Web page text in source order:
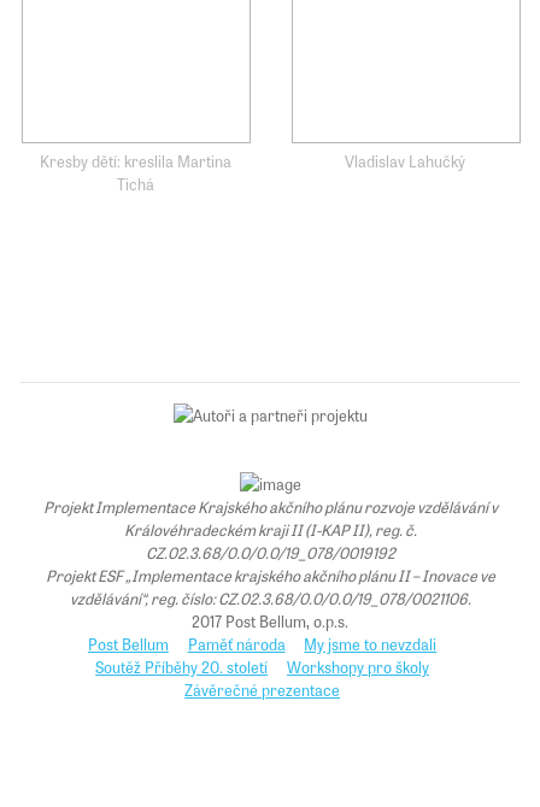
Kresby dětí: kreslila Martina
Tichá
Vladislav Lahučký
Projekt Implementace Krajského akčního plánu rozvoje vzdělávání v
Královéhradeckém kraji II (I-KAP II), reg. č.
CZ.02.3.68/0.0/0.0/19_078/0019192
Projekt ESF „Implementace krajského akčního plánu II – Inovace ve
vzdělávání“, reg. číslo: CZ.02.3.68/0.0/0.0/19_078/0021106.
2017 Post Bellum, o.p.s.
Post Bellum
Paměť národa
My jsme to nevzdali
Soutěž Příběhy 20. století
Workshopy pro školy
Závěrečné prezentace